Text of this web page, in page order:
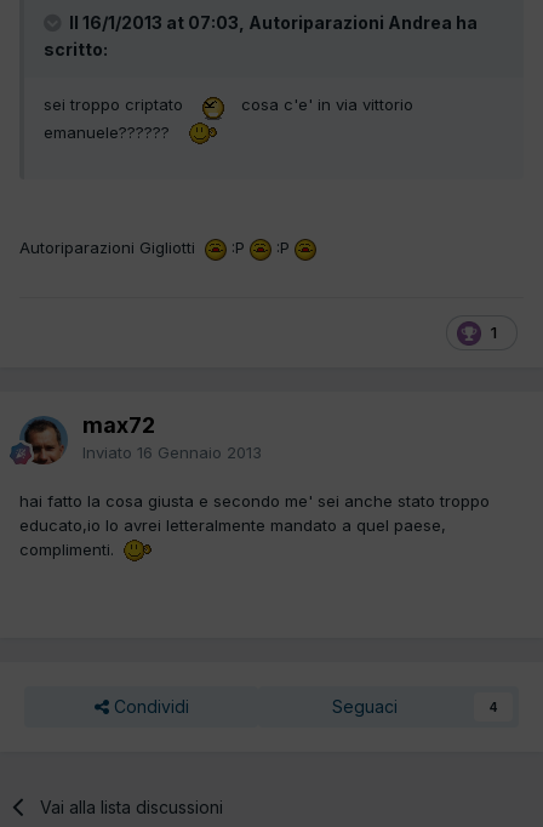
Il 16/1/2013 at 07:03, Autoriparazioni Andrea ha
scritto:
sei troppo criptato
cosa c'e' in via vittorio
emanuele??????
Autoriparazioni Gigliotti :P :P
1
max72
Inviato 16 Gennaio 2013
hai fatto la cosa giusta e secondo me' sei anche stato troppo
educato,io lo avrei letteralmente mandato a quel paese,
complimenti.
Condividi Seguaci 4
Vai alla lista discussioni